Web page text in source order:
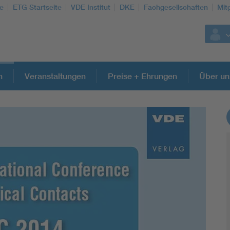
ETG Startseite VDE Institut DKE Fachgesellschaften
Energy grids
Veranstaltungen Preise + Ehrungen Über